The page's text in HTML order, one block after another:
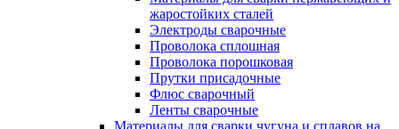
жаростойких сталей
Электроды сварочные
Проволока сплошная
Проволока порошковая
Прутки присадочные
Флюс сварочный
Ленты сварочные
Материалы для сварки чугуна и сплавов на